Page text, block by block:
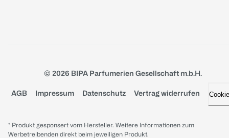
© 2026 BIPA Parfumerien Gesellschaft m.b.H.
AGB Impressum Datenschutz Vertrag widerrufen
* Produkt gesponsert vom Hersteller. Weitere Informationen zum
Werbetreibenden direkt beim jeweiligen Produkt.